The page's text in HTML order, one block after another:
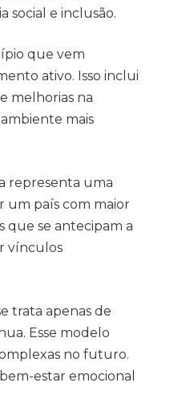
social e inclusão.
que vem
ativo. Isso inclui
melhorias na
mais
representa uma
um país com maior
que se antecipam a
vínculos
trata apenas de
Esse modelo
no futuro.
estar emocional